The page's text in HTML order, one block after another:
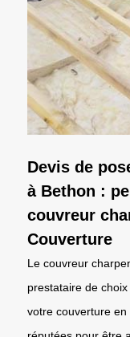
Devis de
à Bethon :
couvreur
Couverture
Le couvreur
prestataire de
votre couverture